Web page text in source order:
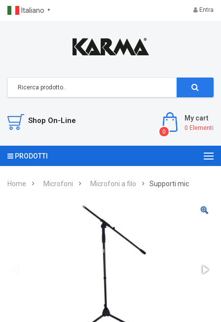
Italiano ▼ Entra
My cart
0 Elementi
0
Shop On-Line
PRODOTTI
Home Microfoni Microfoni a filo Supporti mic